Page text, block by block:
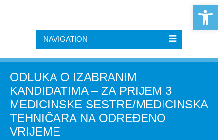
NAVIGATION
ODLUKA O IZABRANIM
KANDIDATIMA – ZA PRIJEM 3
MEDICINSKE SESTRE/MEDICINSKA
TEHNIČARA NA ODREĐENO
VRIJEME